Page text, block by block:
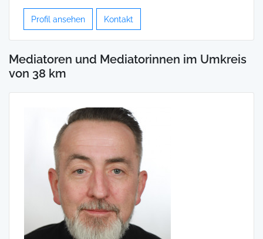
Profil ansehen Kontakt
Mediatoren und Mediatorinnen im Umkreis
von 38 km